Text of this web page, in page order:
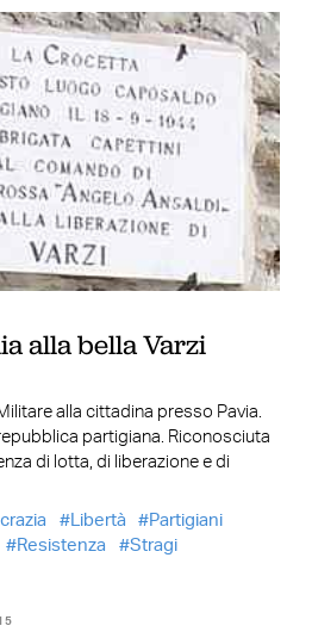
alla bella Varzi
alla cittadina presso Pavia.
partigiana. Riconosciuta
di lotta, di liberazione e di
Libertà
Partigiani
Resistenza Stragi